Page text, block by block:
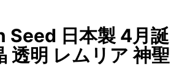
Seed 日本製 4月誕
透明 レムリア 神聖